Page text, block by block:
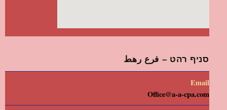
סניף רהט – فرع رهط
Email
Office@a-a-cpa.com